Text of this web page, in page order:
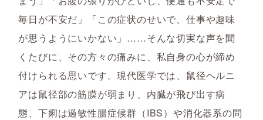
毎日が不安だ」「この症状のせいで、仕事や趣味
が思うようにいかない」……そんな切実な声を聞
くたびに、その方々の痛みに、私自身の心が締め
付けられる思いです。現代医学では、鼠径ヘルニ
アは鼠径部の筋膜が弱まり、内臓が飛び出す病
態、下痢は過敏性腸症候群（IBS）や消化器系の問